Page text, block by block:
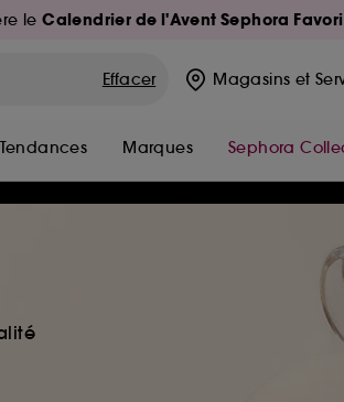
leCalendrier de l'Avent Sephora
Effacer Magasins et
Marques Sephora